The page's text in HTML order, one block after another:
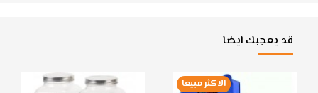
قد يعجبك ايضا
الاكثر مبيعا